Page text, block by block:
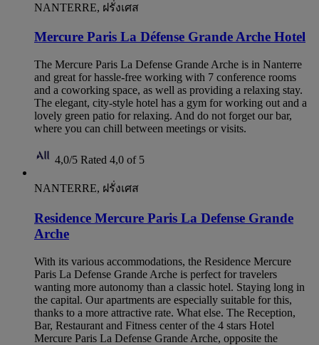
NANTERRE, ฝรั่งเศส
Mercure Paris La Défense Grande Arche Hotel
The Mercure Paris La Defense Grande Arche is in Nanterre
and great for hassle-free working with 7 conference rooms
and a coworking space, as well as providing a relaxing stay.
The elegant, city-style hotel has a gym for working out and a
lovely green patio for relaxing. And do not forget our bar,
where you can chill between meetings or visits.
4,0/5 Rated 4,0 of 5
NANTERRE, ฝรั่งเศส
Residence Mercure Paris La Defense Grande
Arche
With its various accommodations, the Residence Mercure
Paris La Defense Grande Arche is perfect for travelers
wanting more autonomy than a classic hotel. Staying long in
the capital. Our apartments are especially suitable for this,
thanks to a more attractive rate. What else. The Reception,
Bar, Restaurant and Fitness center of the 4 stars Hotel
Mercure Paris La Defense Grande Arche, opposite the